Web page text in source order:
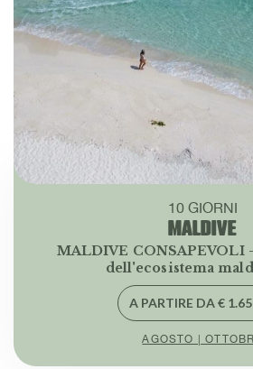
10 GIORNI
MALDIVE
MALDIVE CONSAPEVOLI
dell'ecosistema
A PARTIRE DA €
AGOSTO |